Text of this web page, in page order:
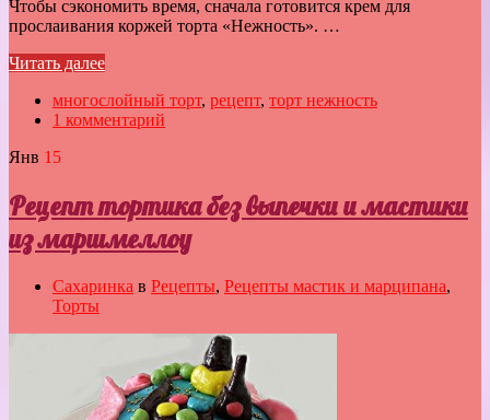
Чтобы сэкономить время, сначала готовится крем для
прослаивания коржей торта «Нежность». …
Читать далее
многослойный торт, рецепт, торт нежность
1 комментарий
Янв 15
Рецепт тортика без выпечки и мастики
из маршмеллоу
Сахаринка в Рецепты, Рецепты мастик и марципана,
Торты